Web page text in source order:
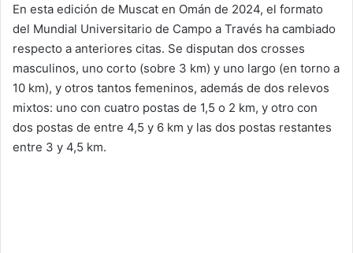
En esta edición de Muscat en Omán de 2024, el formato
del Mundial Universitario de Campo a Través ha cambiado
respecto a anteriores citas. Se disputan dos crosses
masculinos, uno corto (sobre 3 km) y uno largo (en torno a
10 km), y otros tantos femeninos, además de dos relevos
mixtos: uno con cuatro postas de 1,5 o 2 km, y otro con
dos postas de entre 4,5 y 6 km y las dos postas restantes
entre 3 y 4,5 km.